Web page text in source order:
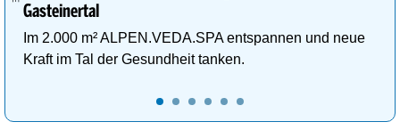
Gasteinertal
Im 2.000 m² ALPEN.VEDA.SPA entspannen und neue
Kraft im Tal der Gesundheit tanken.